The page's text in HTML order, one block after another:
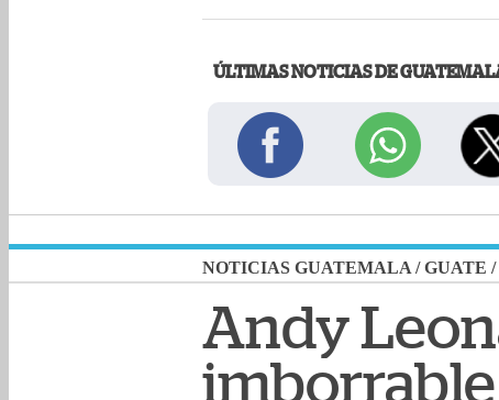
ÚLTIMAS NOTICIAS DE
NOTICIAS GUATEMALA/GUATE /
Andy
imborrable